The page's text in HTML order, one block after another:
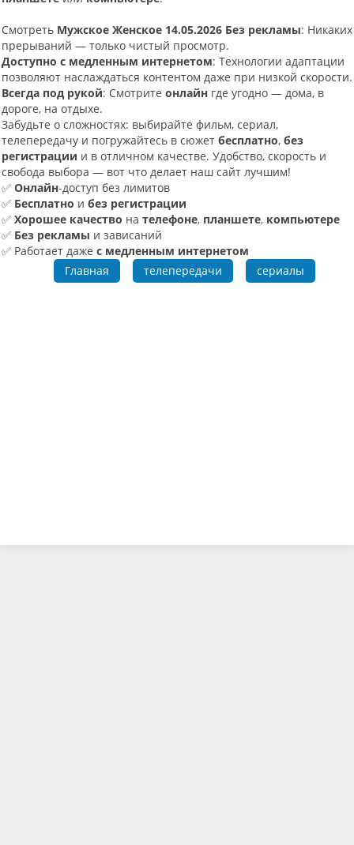
Смотреть Мужское Женское 14.05.2026 Без рекламы: Никаких
прерываний — только чистый просмотр.
Доступно с медленным интернетом: Технологии адаптации
позволяют наслаждаться контентом даже при низкой скорости.
Всегда под рукой: Смотрите онлайн где угодно — дома, в
дороге, на отдыхе.
Забудьте о сложностях: выбирайте фильм, сериал,
телепередачу и погружайтесь в сюжет бесплатно, без
регистрации и в отличном качестве. Удобство, скорость и
свобода выбора — вот что делает наш сайт лучшим!
✅ Онлайн-доступ без лимитов
✅ Бесплатно и без регистрации
✅ Хорошее качество на телефоне, планшете, компьютере
✅ Без рекламы и зависаний
✅ Работает даже с медленным интернетом
Главная
телепередачи сериалы